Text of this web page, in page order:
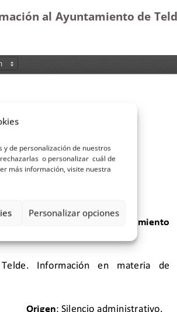
y de personalización de nuestros
o personalizar cuál de
más información, visite nuestra
Personalizar opciones
al Ayuntamiento de